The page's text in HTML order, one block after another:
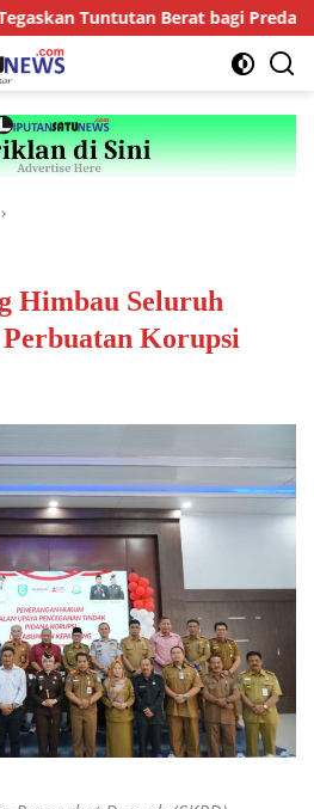
Tuntutan Berat bagi Predator
Himbau Seluruh
Korupsi